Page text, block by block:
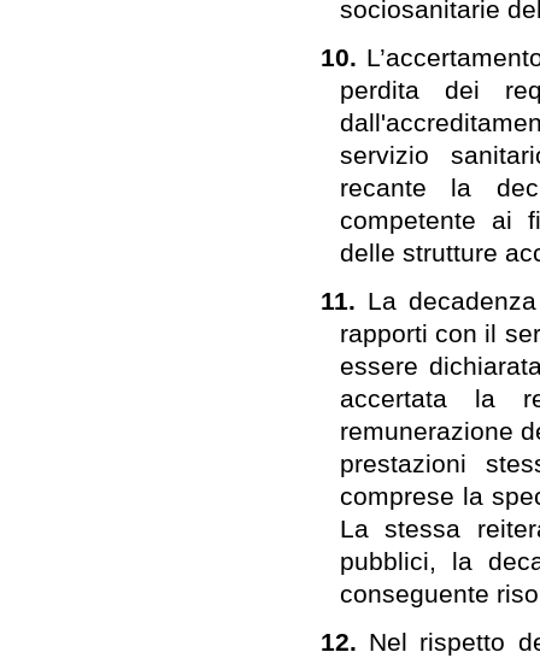
sociosanitarie
10.
perdita dei
servizio
recante la
competente ai
delle strutture
11. La
rapporti con il
essere
accertata la
remunerazione
prestazioni
comprese la
La stessa
pubblici, la
conseguente
12. Nel rispetto